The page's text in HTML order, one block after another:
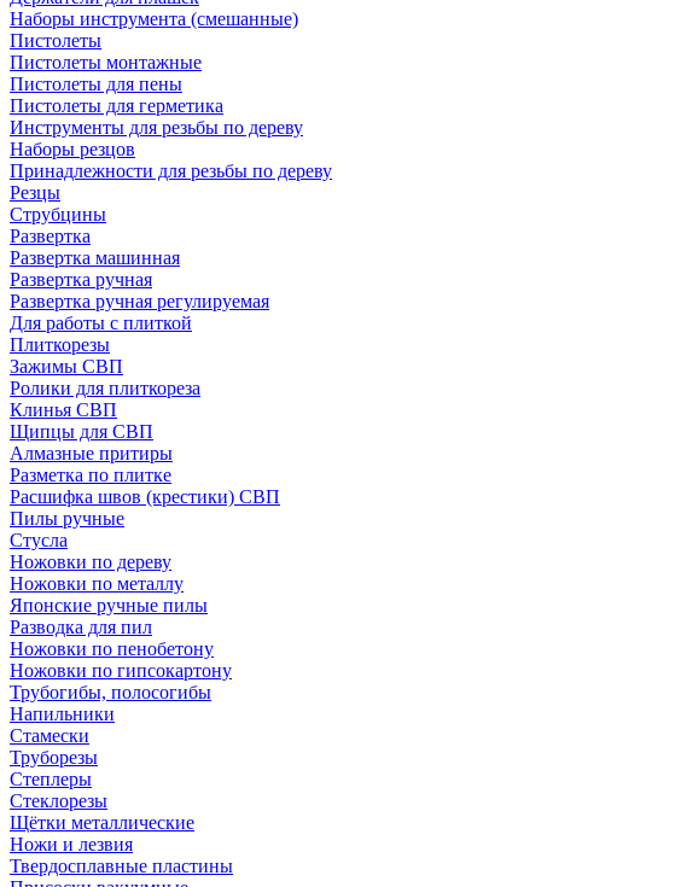
Наборы инструмента (смешанные)
Пистолеты
Пистолеты монтажные
Пистолеты для пены
Пистолеты для герметика
Инструменты для резьбы по дереву
Наборы резцов
Принадлежности для резьбы по дереву
Резцы
Струбцины
Развертка
Развертка машинная
Развертка ручная
Развертка ручная регулируемая
Для работы с плиткой
Плиткорезы
Зажимы СВП
Ролики для плиткореза
Клинья СВП
Щипцы для СВП
Алмазные притиры
Разметка по плитке
Расшифка швов (крестики) СВП
Пилы ручные
Стусла
Ножовки по дереву
Ножовки по металлу
Японские ручные пилы
Разводка для пил
Ножовки по пенобетону
Ножовки по гипсокартону
Трубогибы, полосогибы
Напильники
Стамески
Труборезы
Степлеры
Стеклорезы
Щётки металлические
Ножи и лезвия
Твердосплавные пластины